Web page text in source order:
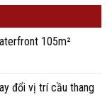
105m²
đổi vị trí cầu thang